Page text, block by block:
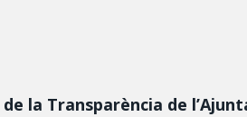
la Transparència de